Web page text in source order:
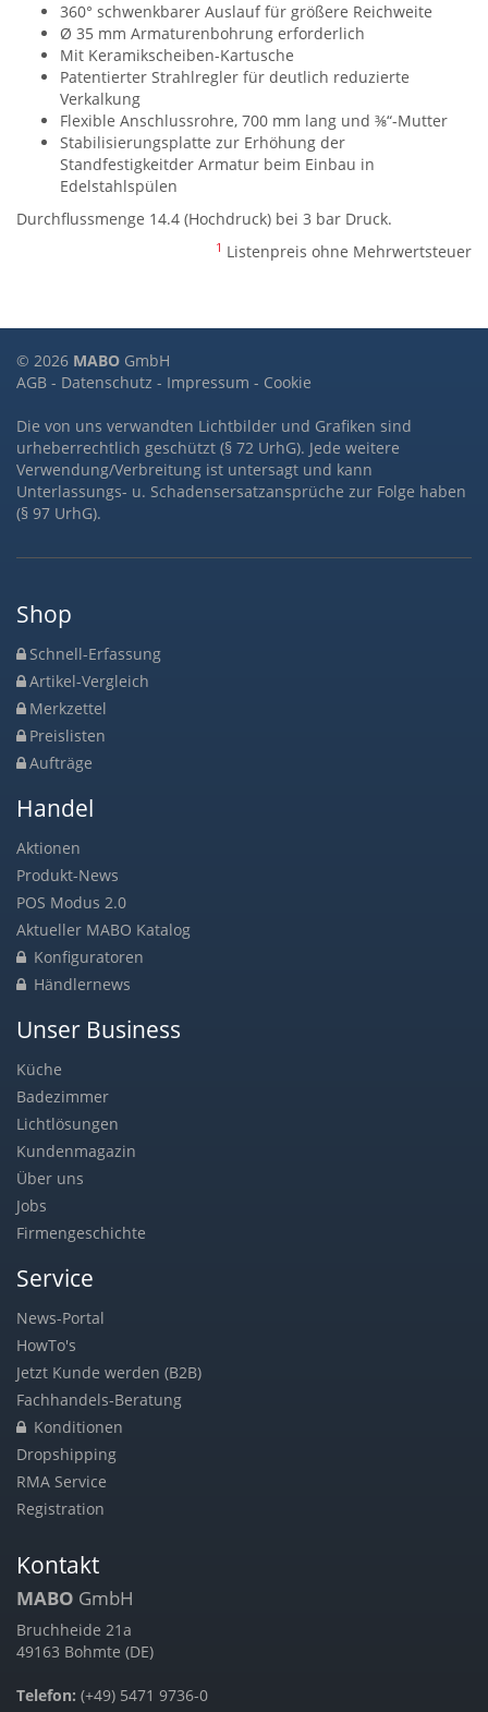
360° schwenkbarer Auslauf für größere Reichweite
Ø 35 mm Armaturenbohrung erforderlich
Mit Keramikscheiben-Kartusche
Patentierter Strahlregler für deutlich reduzierte
Verkalkung
Flexible Anschlussrohre, 700 mm lang und ⅜“-Mutter
Stabilisierungsplatte zur Erhöhung der
Standfestigkeitder Armatur beim Einbau in
Edelstahlspülen
Durchflussmenge 14.4 (Hochdruck) bei 3 bar Druck.
1 Listenpreis ohne Mehrwertsteuer
© 2026 MABO GmbH
AGB - Datenschutz - Impressum - Cookie
Die von uns verwandten Lichtbilder und Grafiken sind
urheberrechtlich geschützt (§ 72 UrhG). Jede weitere
Verwendung/Verbreitung ist untersagt und kann
Unterlassungs- u. Schadensersatzansprüche zur Folge haben
(§ 97 UrhG).
Shop
Schnell-Erfassung
Artikel-Vergleich
Merkzettel
Preislisten
Aufträge
Handel
Aktionen
Produkt-News
POS Modus 2.0
Aktueller MABO Katalog
Konfiguratoren
Händlernews
Unser Business
Küche
Badezimmer
Lichtlösungen
Kundenmagazin
Über uns
Jobs
Firmengeschichte
Service
News-Portal
HowTo's
Jetzt Kunde werden (B2B)
Fachhandels-Beratung
Konditionen
Dropshipping
RMA Service
Registration
Kontakt
MABO GmbH
Bruchheide 21a
49163 Bohmte (DE)
Telefon: (+49) 5471 9736-0